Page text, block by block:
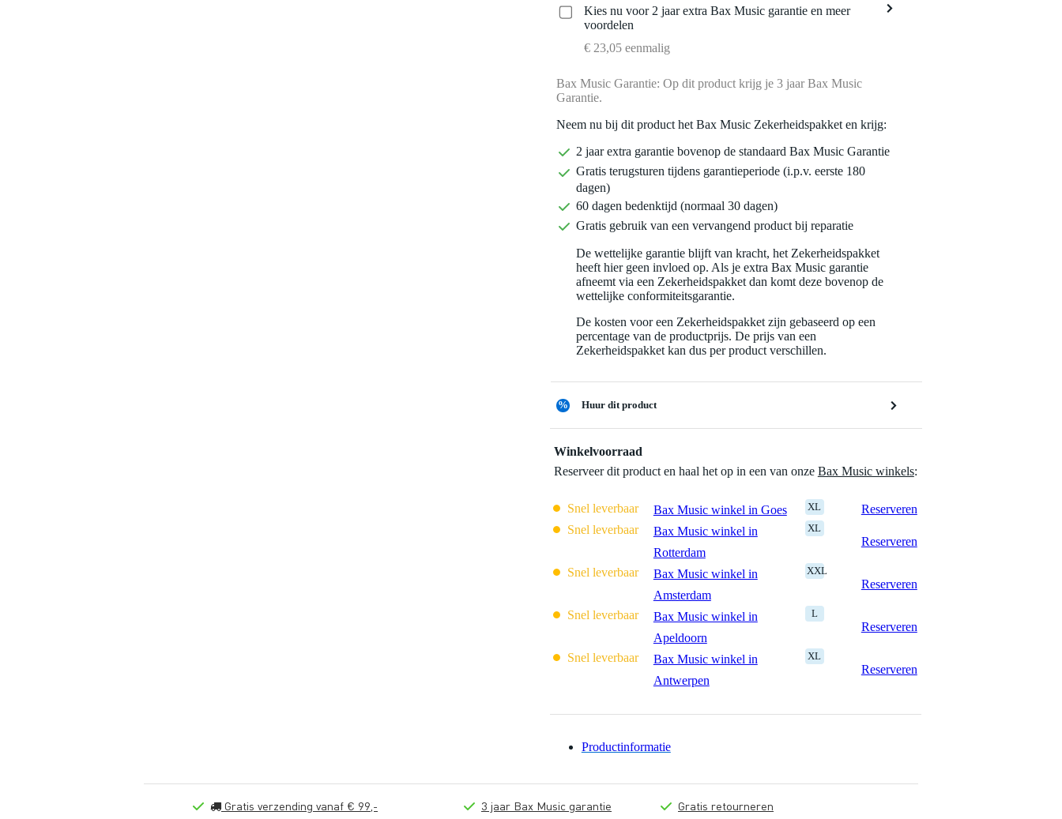
Kies nu voor 2 jaar extra Bax Music garantie en meer
voordelen
€ 23,05 eenmalig
Bax Music Garantie: Op dit product krijg je 3 jaar Bax Music
Garantie.
Neem nu bij dit product het Bax Music Zekerheidspakket en krijg:
2 jaar extra garantie bovenop de standaard Bax Music Garantie
Gratis terugsturen tijdens garantieperiode (i.p.v. eerste 180
dagen)
60 dagen bedenktijd (normaal 30 dagen)
Gratis gebruik van een vervangend product bij reparatie
De wettelijke garantie blijft van kracht, het Zekerheidspakket
heeft hier geen invloed op. Als je extra Bax Music garantie
afneemt via een Zekerheidspakket dan komt deze bovenop de
wettelijke conformiteitsgarantie.
De kosten voor een Zekerheidspakket zijn gebaseerd op een
percentage van de productprijs. De prijs van een
Zekerheidspakket kan dus per product verschillen.
% Huur dit product
Winkelvoorraad
Reserveer dit product en haal het op in een van onze Bax Music winkels:
Snel leverbaar Bax Music winkel in Goes XL
Reserveren
Snel leverbaar
Bax Music winkel in
Rotterdam
XL
Reserveren
Snel leverbaar
Bax Music winkel in
Amsterdam
XXL
Reserveren
Snel leverbaar
Bax Music winkel in
Apeldoorn
L
Reserveren
Snel leverbaar
Bax Music winkel in
Antwerpen
XL
Reserveren
Productinformatie
Gratis verzending vanaf € 99,-
3 jaar Bax Music garantie
Gratis retourneren